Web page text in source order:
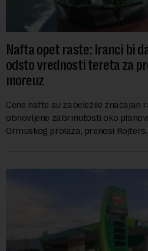
Nafta opet raste: Iranci bi
odsto vrednosti tereta za
moreuz
Cene nafte su zabeležile značajan
obnovljene zabrinutosti oko
Ormuskog prolaza, prenosi